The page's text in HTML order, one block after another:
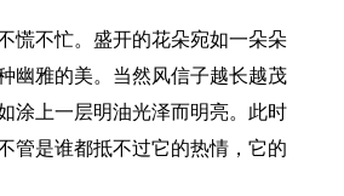
慌不忙。盛开的花朵宛如一朵朵
幽雅的美。当然风信子越长越茂
涂上一层明油光泽而明亮。此时
管是谁都抵不过它的热情，它的